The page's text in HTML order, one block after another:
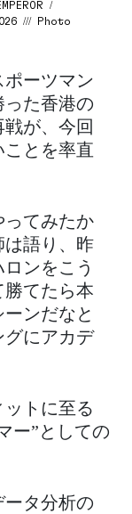
/
/// Photo
ポーツマン
った香港の
が、今回
とを率直
ってみたか
は語り、昨
ンをこう
てたら本
ンだなと
グにアカデ
トに至る
ー”としての
タ分析の